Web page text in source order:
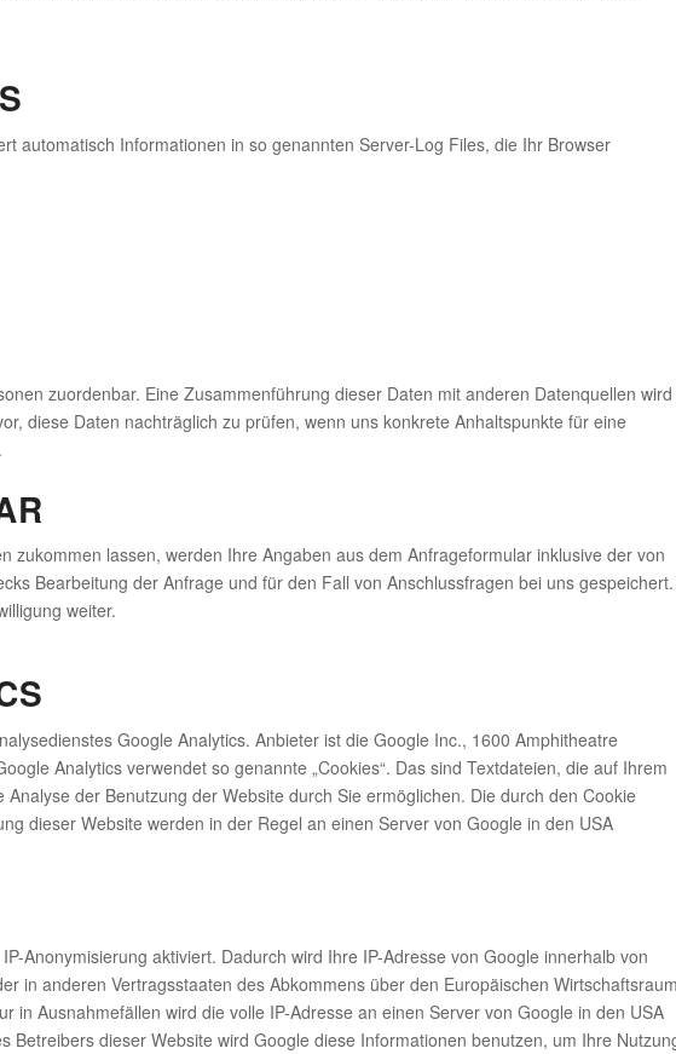
automatisch Informationen in so genannten Server-Log Files, die Ihr Browser
zuordenbar. Eine Zusammenführung dieser Daten mit anderen Datenquellen wird
diese Daten nachträglich zu prüfen, wenn uns konkrete Anhaltspunkte für eine
zukommen lassen, werden Ihre Angaben aus dem Anfrageformular inklusive der von
Bearbeitung der Anfrage und für den Fall von Anschlussfragen bei uns gespeichert.
weiter.
Google Analytics. Anbieter ist die Google Inc., 1600 Amphitheatre
Analytics verwendet so genannte „Cookies“. Das sind Textdateien, die auf Ihrem
der Benutzung der Website durch Sie ermöglichen. Die durch den Cookie
dieser Website werden in der Regel an einen Server von Google in den USA
Anonymisierung aktiviert. Dadurch wird Ihre IP-Adresse von Google innerhalb von
in anderen Vertragsstaaten des Abkommens über den Europäischen Wirtschaftsraum
in Ausnahmefällen wird die volle IP-Adresse an einen Server von Google in den USA
Betreibers dieser Website wird Google diese Informationen benutzen, um Ihre